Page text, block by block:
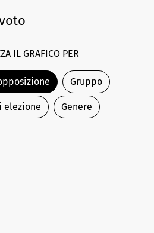
IL GRAFICO PER
Gruppo
elezione Genere